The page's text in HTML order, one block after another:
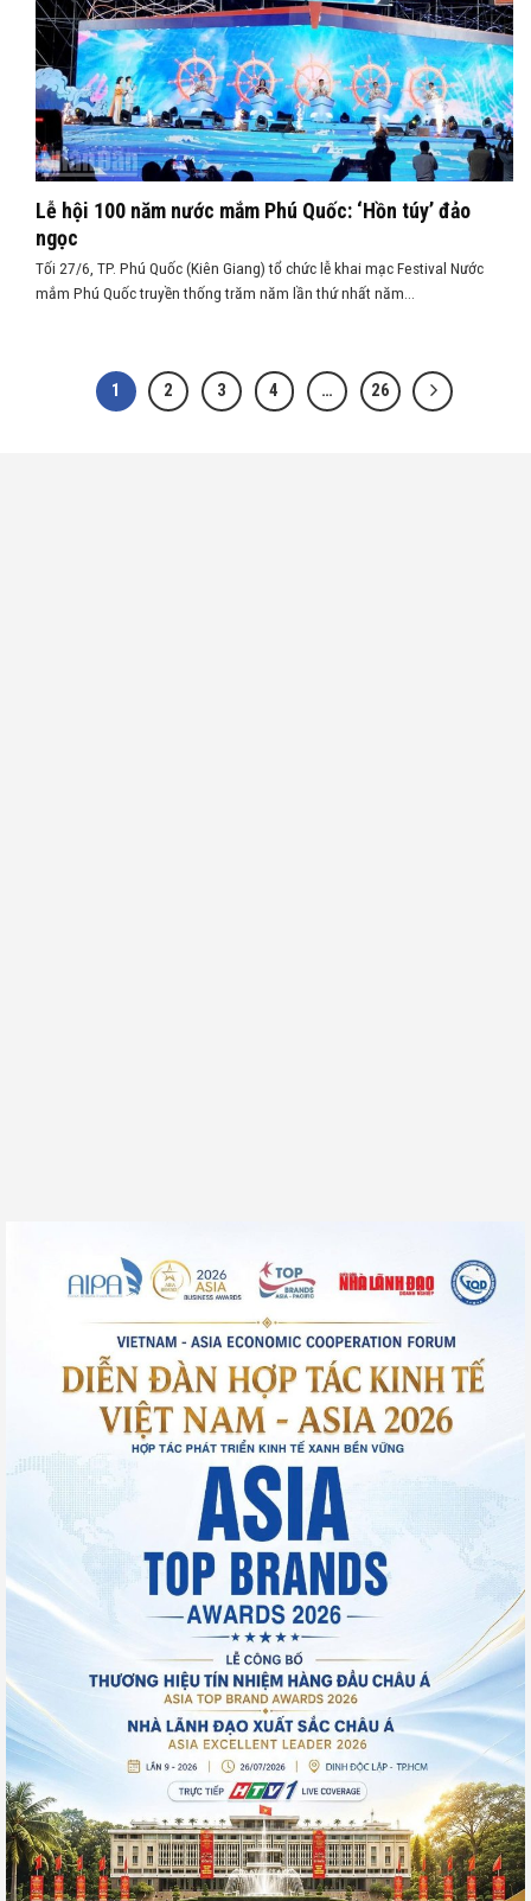
Lễ hội 100 năm nước mắm Phú Quốc: ‘Hồn túy’ đảo
ngọc
Tối 27/6, TP. Phú Quốc (Kiên Giang) tổ chức lễ khai mạc Festival Nước
mắm Phú Quốc truyền thống trăm năm lần thứ nhất năm...
1 2 3 4 … 26